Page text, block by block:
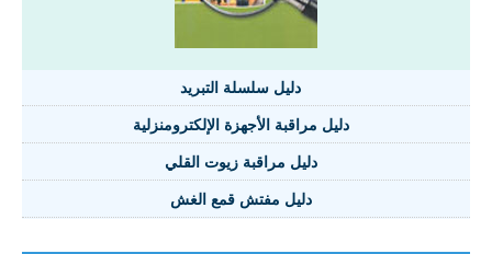
دليل سلسلة التبريد
دليل مراقبة الأجهزة الإلكترومنزلية
دليل مراقبة زيوت القلي
دليل مفتش قمع الغش